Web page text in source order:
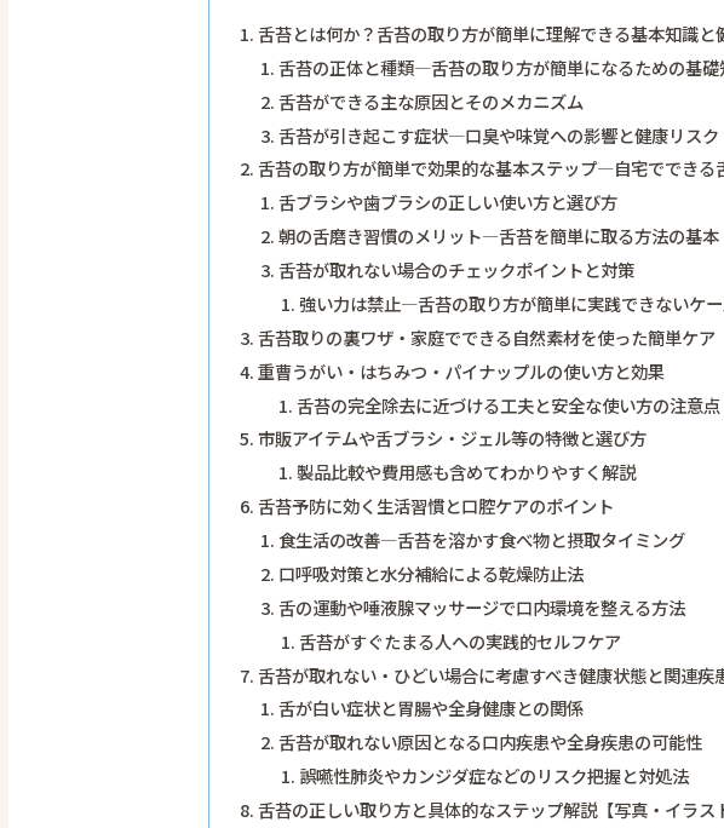
舌苔とは何か？舌苔の取り方が簡単に理解できる基本知識と
舌苔の正体と種類―舌苔の取り方が簡単になるための基礎
舌苔ができる主な原因とそのメカニズム
舌苔が引き起こす症状―口臭や味覚への影響と健康リスク
舌苔の取り方が簡単で効果的な基本ステップ―自宅でできる
舌ブラシや歯ブラシの正しい使い方と選び方
朝の舌磨き習慣のメリット―舌苔を簡単に取る方法の基本
舌苔が取れない場合のチェックポイントと対策
強い力は禁止―舌苔の取り方が簡単に実践できないケ
舌苔取りの裏ワザ・家庭でできる自然素材を使った簡単ケア
重曹うがい・はちみつ・パイナップルの使い方と効果
舌苔の完全除去に近づける工夫と安全な使い方の注意点
市販アイテムや舌ブラシ・ジェル等の特徴と選び方
製品比較や費用感も含めてわかりやすく解説
舌苔予防に効く生活習慣と口腔ケアのポイント
食生活の改善―舌苔を溶かす食べ物と摂取タイミング
口呼吸対策と水分補給による乾燥防止法
舌の運動や唾液腺マッサージで口内環境を整える方法
舌苔がすぐたまる人への実践的セルフケア
舌苔が取れない・ひどい場合に考慮すべき健康状態と関連疾
舌が白い症状と胃腸や全身健康との関係
舌苔が取れない原因となる口内疾患や全身疾患の可能性
誤嚥性肺炎やカンジダ症などのリスク把握と対処法
舌苔の正しい取り方と具体的なステップ解説【写真・イラス